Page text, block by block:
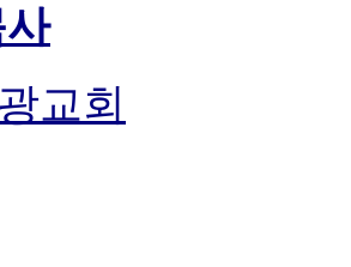
교회